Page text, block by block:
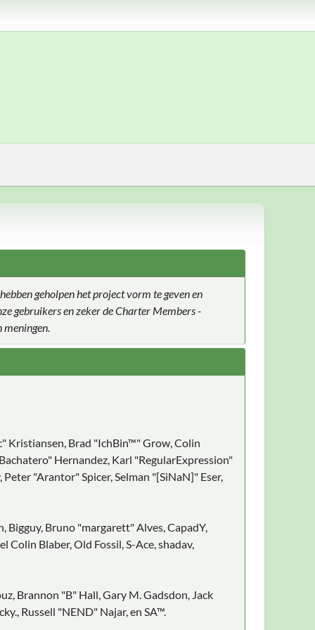
geholpen het project vorm te geven en
gebruikers en zeker de Charter Members -
meningen.
Kristiansen, Brad "IchBin™" Grow, Colin
Hernandez, Karl "RegularExpression"
"Arantor" Spicer, Selman "[SiNaN]" Eser,
Bigguy, Bruno "margarett" Alves, CapadY,
Blaber, Old Fossil, S-Ace, shadav,
Brannon "B" Hall, Gary M. Gadsdon, Jack
Russell "NEND" Najar, en SA™.